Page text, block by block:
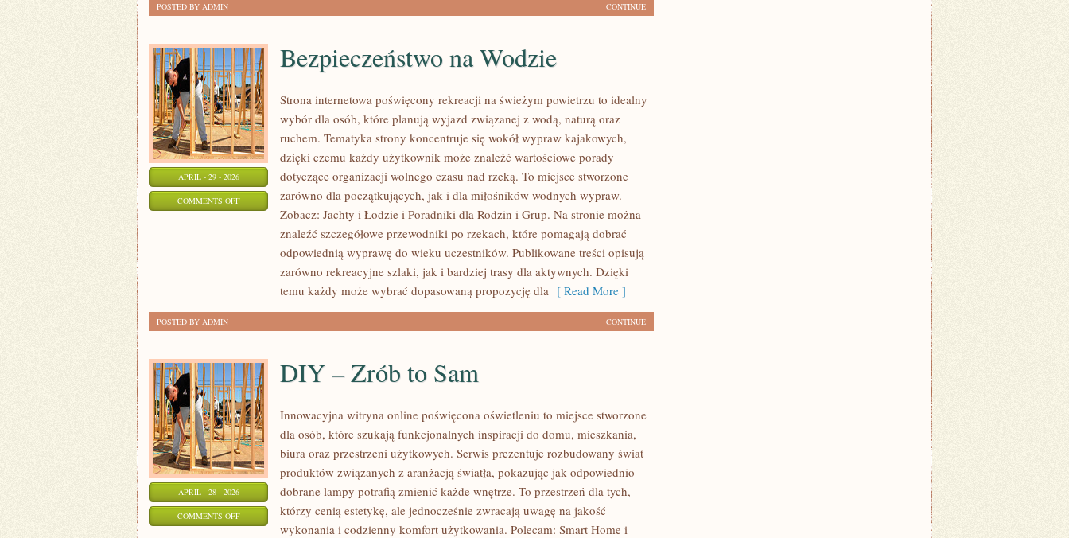
CONTINUE
POSTED BY ADMIN
APRIL - 29 - 2026
COMMENTS OFFON
BEZPIECZEŃSTWO
Bezpieczeństwo na Wodzie
Strona internetowa poświęcony rekreacji na świeżym powietrzu to idealny
wybór dla osób, które planują wyjazd związanej z wodą, naturą oraz
ruchem. Tematyka strony koncentruje się wokół wypraw kajakowych,
dzięki czemu każdy użytkownik może znaleźć wartościowe porady
dotyczące organizacji wolnego czasu nad rzeką. To miejsce stworzone
zarówno dla początkujących, jak i dla miłośników wodnych wypraw.
Zobacz: Jachty i Łodzie i Poradniki dla Rodzin i Grup. Na stronie można
znaleźć szczegółowe przewodniki po rzekach, które pomagają dobrać
odpowiednią wyprawę do wieku uczestników. Publikowane treści opisują
zarówno rekreacyjne szlaki, jak i bardziej trasy dla aktywnych. Dzięki
temu każdy może wybrać dopasowaną propozycję dla [ Read More ]
CONTINUE
POSTED BY ADMIN
APRIL - 28 - 2026
COMMENTS OFFON
DIY – Zrób to Sam
Innowacyjna witryna online poświęcona oświetleniu to miejsce stworzone
dla osób, które szukają funkcjonalnych inspiracji do domu, mieszkania,
biura oraz przestrzeni użytkowych. Serwis prezentuje rozbudowany świat
produktów związanych z aranżacją światła, pokazując jak odpowiednio
dobrane lampy potrafią zmienić każde wnętrze. To przestrzeń dla tych,
którzy cenią estetykę, ale jednocześnie zwracają uwagę na jakość
wykonania i codzienny komfort użytkowania. Polecam: Smart Home i